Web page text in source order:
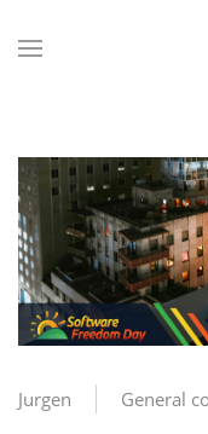
Jurgen General